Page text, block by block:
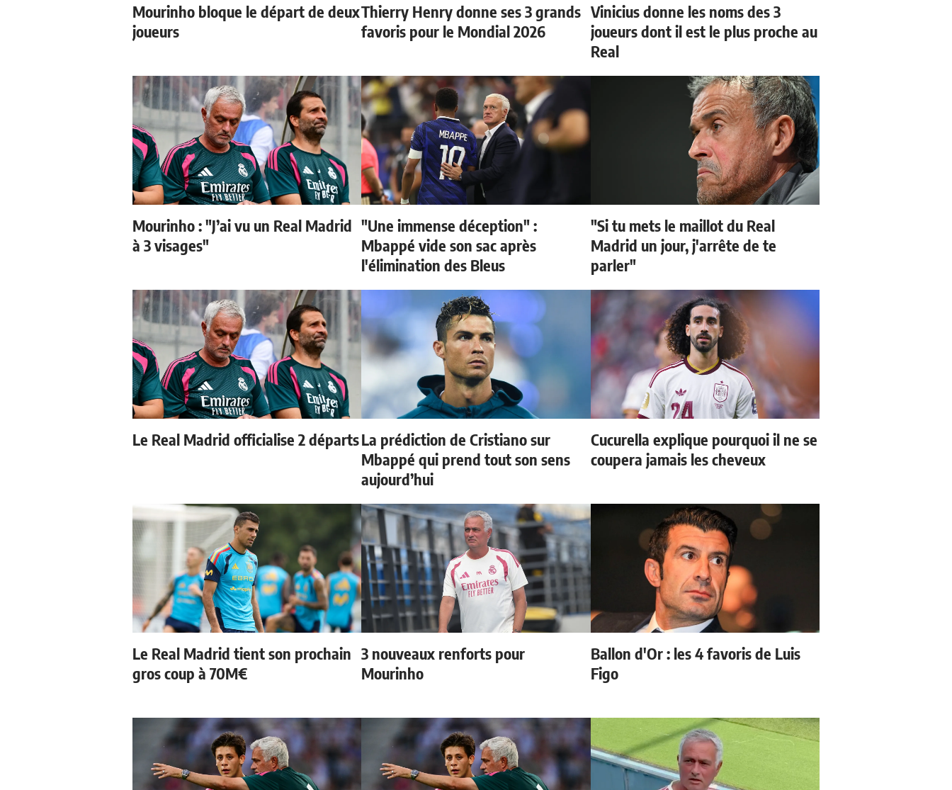
Mourinho bloque le départ de deux
joueurs
Thierry Henry donne ses 3 grands
favoris pour le Mondial 2026
Vinicius donne les noms des 3
joueurs dont il est le plus proche au
Real
Mourinho : "J’ai vu un Real Madrid
à 3 visages"
"Une immense déception" :
Mbappé vide son sac après
l'élimination des Bleus
"Si tu mets le maillot du Real
Madrid un jour, j'arrête de te
parler"
Le Real Madrid officialise 2 départsLa prédiction de Cristiano sur
Mbappé qui prend tout son sens
aujourd’hui
Cucurella explique pourquoi il ne se
coupera jamais les cheveux
Le Real Madrid tient son prochain
gros coup à 70M€
3 nouveaux renforts pour
Mourinho
Ballon d'Or : les 4 favoris de Luis
Figo